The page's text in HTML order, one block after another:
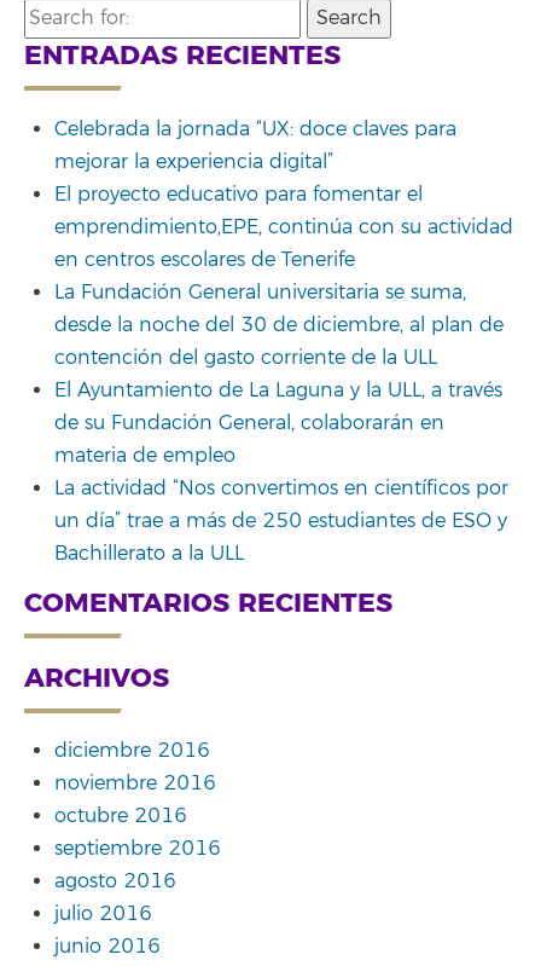
Search
for:
ENTRADAS RECIENTES
Celebrada la jornada “UX: doce claves para
mejorar la experiencia digital”
El proyecto educativo para fomentar el
emprendimiento,EPE, continúa con su actividad
en centros escolares de Tenerife
La Fundación General universitaria se suma,
desde la noche del 30 de diciembre, al plan de
contención del gasto corriente de la ULL
El Ayuntamiento de La Laguna y la ULL, a través
de su Fundación General, colaborarán en
materia de empleo
La actividad “Nos convertimos en científicos por
un día” trae a más de 250 estudiantes de ESO y
Bachillerato a la ULL
COMENTARIOS RECIENTES
ARCHIVOS
diciembre 2016
noviembre 2016
octubre 2016
septiembre 2016
agosto 2016
julio 2016
junio 2016